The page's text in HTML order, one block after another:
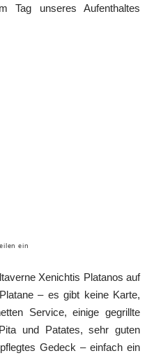
Tag unseres Aufenthaltes
ein
Xenichtis Platanos auf
– es gibt keine Karte,
Service, einige gegrillte
und Patates, sehr guten
Gedeck – einfach ein